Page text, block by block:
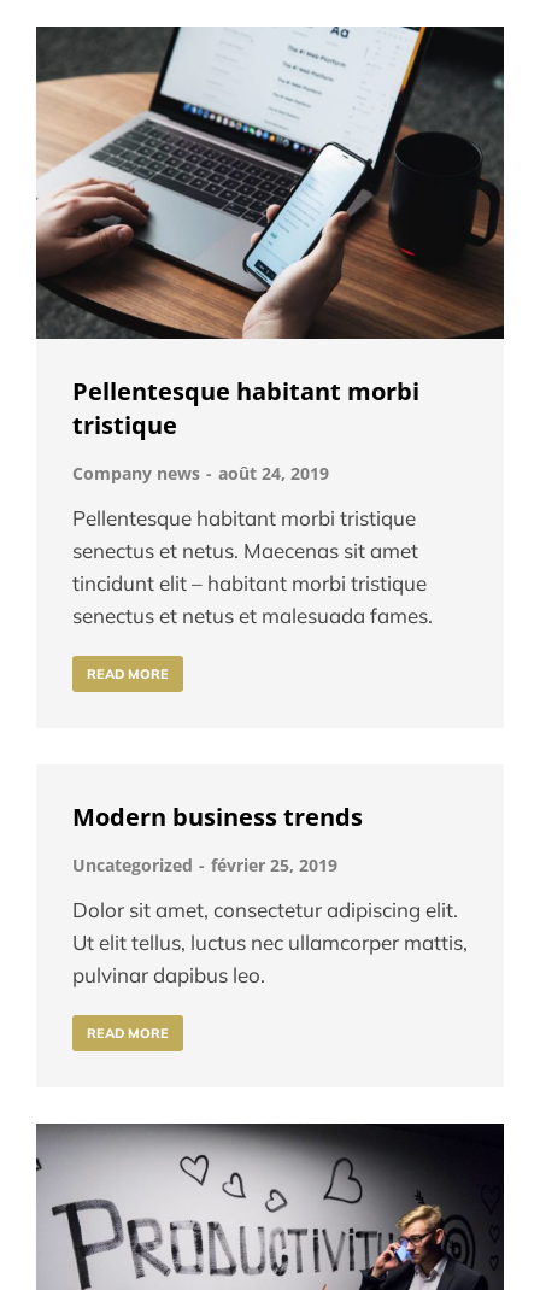
Pellentesque habitant morbi
tristique
Company news août 24, 2019
Pellentesque habitant morbi tristique
senectus et netus. Maecenas sit amet
tincidunt elit – habitant morbi tristique
senectus et netus et malesuada fames.
READ MORE
Modern business trends
Uncategorized février 25, 2019
Dolor sit amet, consectetur adipiscing elit.
Ut elit tellus, luctus nec ullamcorper mattis,
pulvinar dapibus leo.
READ MORE